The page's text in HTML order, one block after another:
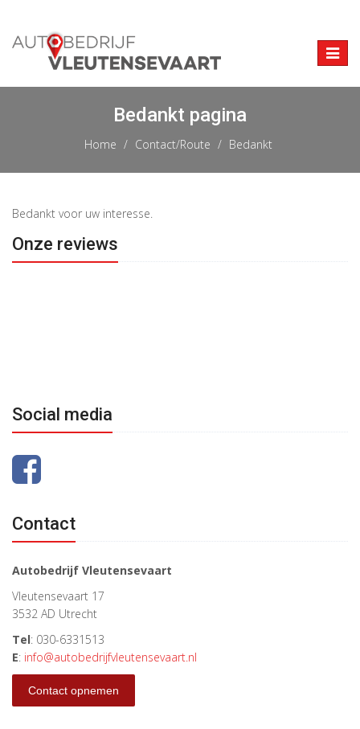
Toggle
Bedankt pagina
Home Contact/Route Bedankt
Bedankt voor uw interesse.
Onze reviews
Social media
Contact
Autobedrijf Vleutensevaart
Vleutensevaart 17
3532 AD Utrecht
Tel: 030-6331513
E: info@autobedrijfvleutensevaart.nl
Contact opnemen